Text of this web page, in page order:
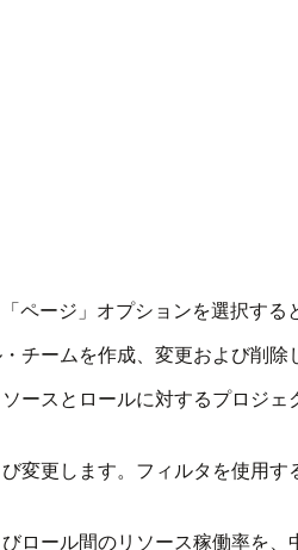
ージ」オプションを選択する
チームを作成、変更および削除
スとロールに対するプロジェ
変更します。フィルタを使用
ール間のリソース稼働率を、